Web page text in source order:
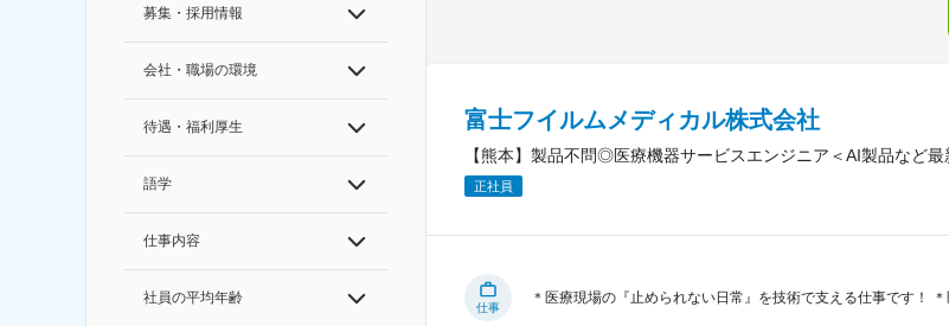
募集・採用情報
会社・職場の環境
待遇・福利厚生
語学
仕事内容
社員の平均年齢
富士フイルムメディカル株式会社
【熊本】製品不問◎医療機器サービスエンジニア＜AI製品など
正社員
仕事
＊医療現場の『止められない日常』を技術で支える仕事です！